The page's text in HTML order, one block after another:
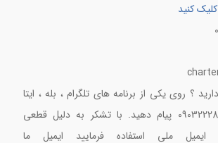
لحظه آخری کیش به رشت
مشهد چارتری ارزان
به اصفهان 22 اذر 97
20 اذر 97
اهواز 20 اذر 97
کلیک کنید
؟ روی یکی از برنامه های تلگرام ، بله ، ایتا
شماره موبایل 09032228247 پیام دهید. با تشکر به دلیل قطعی
ایمیل ملی استفاده فرمایید ایمیل ما